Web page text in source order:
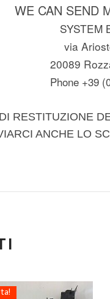
WE CAN SEND
SYSTEM
via
20089
Phone +39
RESTITUZIONE
ANCHE LO